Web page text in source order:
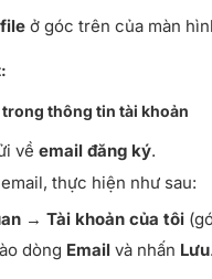
ở góc trên của màn
trong thông tin tài khoản
về email đăng ký.
thực hiện như sau:
→ Tài khoản của tôi
dòng Email và nhấn Lưu.